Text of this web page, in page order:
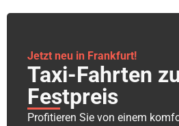
Jetzt neu in Frankfurt!
Taxi-Fahrten
Festpreis
Profitieren Sie von einem